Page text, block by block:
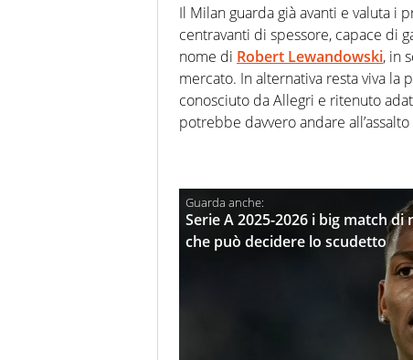
Il Milan guarda già avanti e valuta i
centravanti di spessore, capace di
nome di Robert Lewandowski, in
mercato. In alternativa resta viva la
conosciuto da Allegri e ritenuto
potrebbe davvero andare
Serie A 2025-2026 i big match
che può decidere lo scudetto